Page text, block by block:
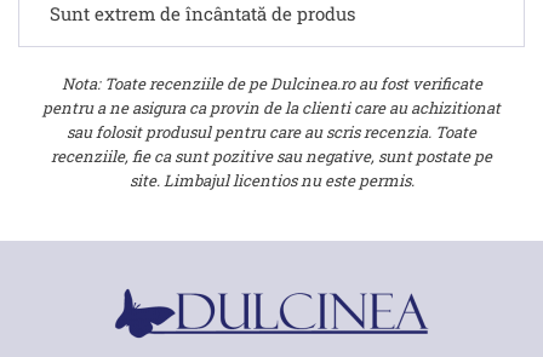
Sunt extrem de încântată de produs
Nota: Toate recenziile de pe Dulcinea.ro au fost verificate
pentru a ne asigura ca provin de la clienti care au achizitionat
sau folosit produsul pentru care au scris recenzia. Toate
recenziile, fie ca sunt pozitive sau negative, sunt postate pe
site. Limbajul licentios nu este permis.